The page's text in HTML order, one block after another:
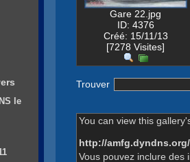
Gare 22.jpg
ID: 4376
Créé: 15/11/13
[7278 Visites]
Trouver
You can view this
http://
Vous pouvez inclure des
le